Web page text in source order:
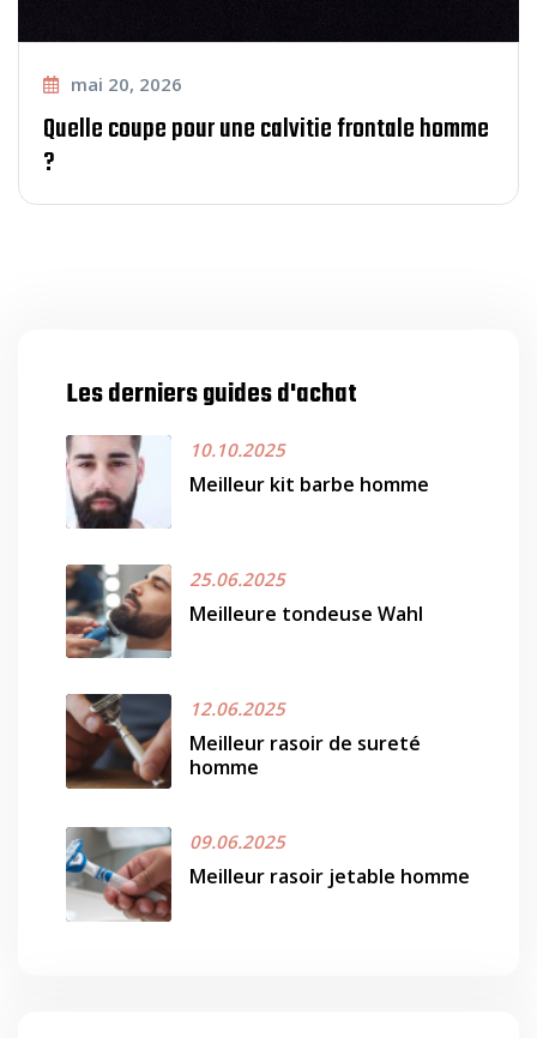
mai 20, 2026
Quelle coupe pour une calvitie frontale homme
?
Les derniers guides d'achat
10.10.2025
Meilleur kit barbe homme
25.06.2025
Meilleure tondeuse Wahl
12.06.2025
Meilleur rasoir de sureté
homme
09.06.2025
Meilleur rasoir jetable homme